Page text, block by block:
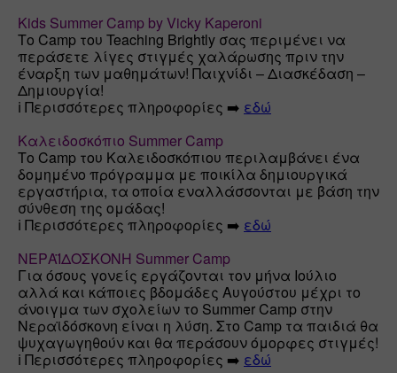
Kids Summer Camp by Vicky Kaperoni
Tο Camp του Teaching Brightly σας περιμένει να
περάσετε λίγες στιγμές χαλάρωσης πριν την
έναρξη των μαθημάτων! Παιχνίδι – Διασκέδαση –
Δημιουργία!
ℹ️ Περισσότερες πληροφορίες ➡️ εδώ
Καλειδοσκόπιο Summer Camp
Tο Camp του Καλειδοσκόπιου περιλαμβάνει ένα
δομημένο πρόγραμμα με ποικίλα δημιουργικά
εργαστήρια, τα οποία εναλλάσσονται με βάση την
σύνθεση της ομάδας!
ℹ️ Περισσότερες πληροφορίες ➡️ εδώ
ΝΕΡΑΪΔΟΣΚΟΝΗ Summer Camp
Για όσους γονείς εργάζονται τον μήνα Ιούλιο
αλλά και κάποιες βδομάδες Αυγούστου μέχρι το
άνοιγμα των σχολείων το Summer Camp στην
Νεραϊδόσκονη είναι η λύση. Στο Camp τα παιδιά θα
ψυχαγωγηθούν και θα περάσουν όμορφες στιγμές!
ℹ️ Περισσότερες πληροφορίες ➡️ εδώ